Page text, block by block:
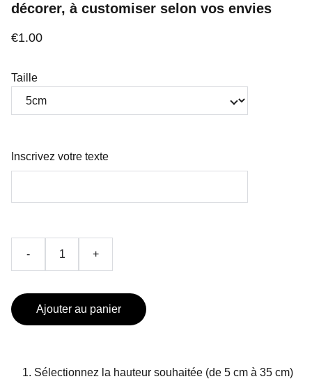
décorer, à customiser selon vos envies
€1.00
Taille
Inscrivez votre texte
- +
Ajouter au panier
Sélectionnez la hauteur souhaitée (de 5 cm à 35 cm)